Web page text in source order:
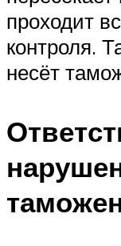
проходит
контроля.
несёт